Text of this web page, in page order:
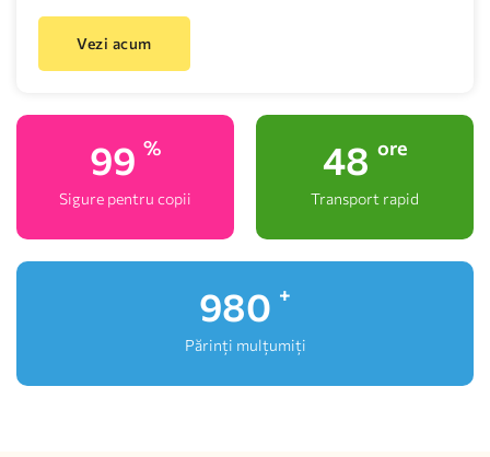
Vezi acum
100 %
Sigure pentru copii
48 ore
Transport rapid
1,000
Părinți mulțumiți